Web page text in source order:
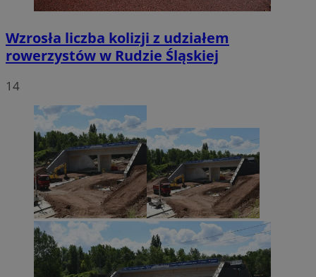
Wzrosła liczba kolizji z udziałem
rowerzystów w Rudzie Śląskiej
14